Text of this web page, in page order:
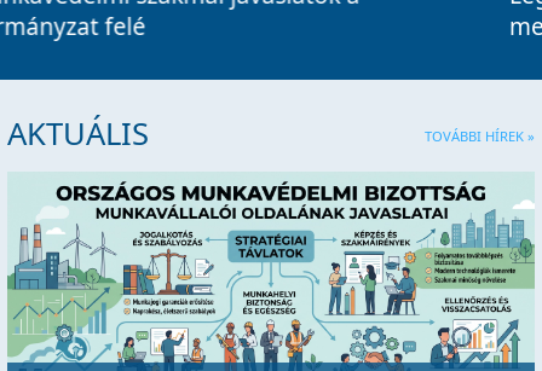
megelőzéséről
AKTUÁLIS TOVÁBBI HÍREK »